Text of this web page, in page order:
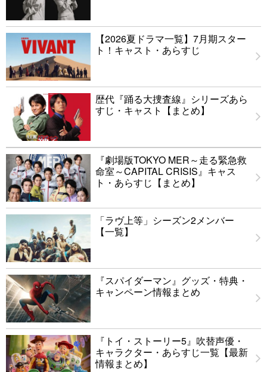
【2026夏ドラマ一覧】7月期スター
ト！キャスト・あらすじ
歴代『踊る大捜査線』シリーズあら
すじ・キャスト【まとめ】
『劇場版TOKYO MER～走る緊急救
命室～CAPITAL CRISIS』キャス
ト・あらすじ【まとめ】
「ラヴ上等」シーズン2メンバー
【一覧】
『スパイダーマン』グッズ・特典・
キャンペーン情報まとめ
『トイ・ストーリー5』吹替声優・
キャラクター・あらすじ一覧【最新
情報まとめ】